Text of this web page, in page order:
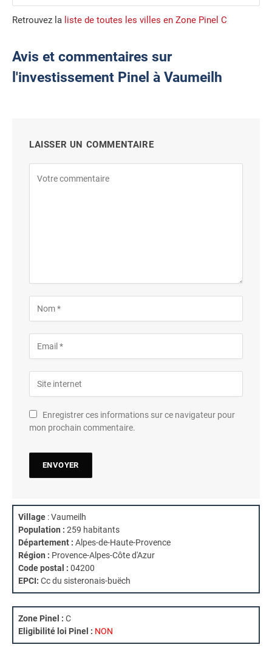
Retrouvez la liste de toutes les villes en Zone Pinel C
Avis et commentaires sur
l'investissement Pinel à Vaumeilh
LAISSER UN COMMENTAIRE
Enregistrer ces informations sur ce navigateur pour
mon prochain commentaire.
Village : Vaumeilh
Population : 259 habitants
Département : Alpes-de-Haute-Provence
Région : Provence-Alpes-Côte d'Azur
Code postal : 04200
EPCI: Cc du sisteronais-buëch
Zone Pinel : C
Eligibilité loi Pinel : NON